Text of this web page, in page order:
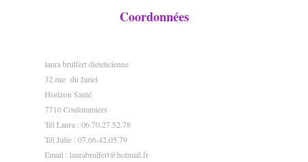
Coordonnées
laura brulfert dieteticienne
32 rue du Jariel
Horizon Santé
7710 Coulommiers
Tél Laura : 06.70.27.52.78
Tél Julie : 07.66.42.05.79
Email : laurabrulfert@hotmail.fr